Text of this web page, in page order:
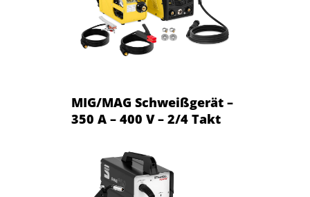
MIG/MAG Schweißgerät –
350 A – 400 V – 2/4 Takt